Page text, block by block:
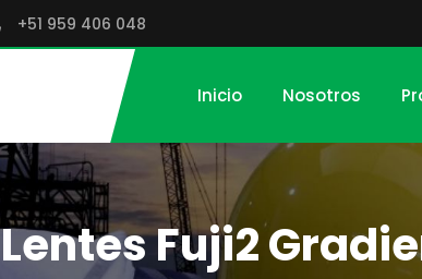
+51 959 406 048
Inicio Nosotros
Lentes Fuji2